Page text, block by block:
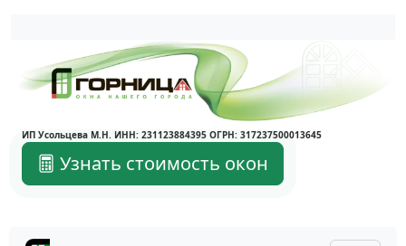
Написать в Max
Написать в Telegram
ИП Усольцева М.Н. ИНН: 231123884395 ОГРН: 317237500013645
Узнать стоимость окон